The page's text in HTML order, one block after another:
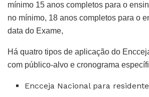
mínimo 15 anos completos para o
no mínimo, 18 anos completos para o
data do Exame,
Há quatro tipos de aplicação do
com público-alvo e cronograma
Encceja Nacional para